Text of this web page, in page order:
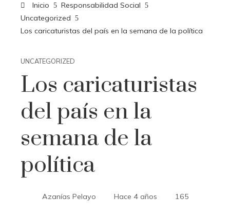
Inicio
Responsabilidad Social
Uncategorized
Los caricaturistas del país en la semana de la política
UNCATEGORIZED
Los caricaturistas
del país en la
semana de la
política
Azanías Pelayo Hace 4 años 165